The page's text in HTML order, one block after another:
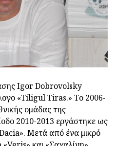
Igor Dobrovolsky
«Tiligul Tiras.» Το 2006-
ομάδας της
2010-2013 εργάστηκε ως
Μετά από ένα μικρό